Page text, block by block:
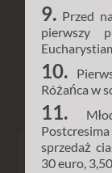
9. Przed
pierwszy
10.
Różańca w
11.
sprzedaż
30 euro,